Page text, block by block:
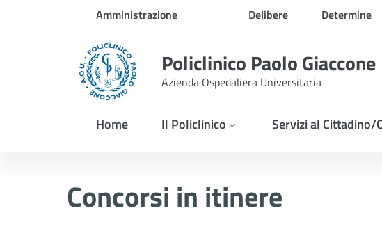
Skip to Main ContentAmministrazione
trasparente
Delibere Determine
Policlinico Paolo Giaccone
Azienda Ospedaliera Universitaria
Home Il Policlinico Servizi al Cittadino/
Concorsi in itinere